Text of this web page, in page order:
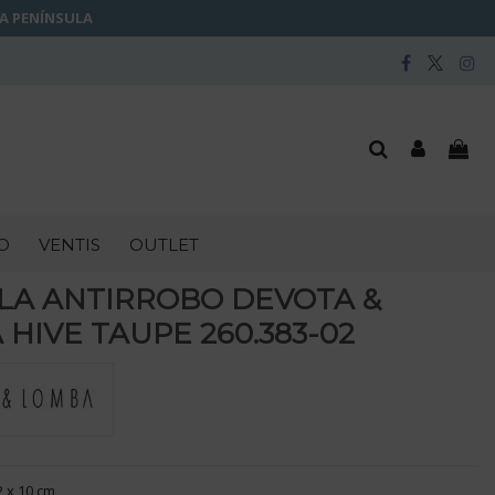
PENÍNSULA
VENTIS OUTLET
ANTIRROBO DEVOTA &
HIVE TAUPE 260.383-02
x 10 cm